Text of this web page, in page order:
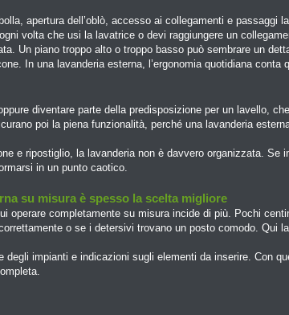
apertura dell’oblò, accesso ai collegamenti e passaggi
volta che usi la lavatrice o devi raggiungere un
Un piano troppo alto o troppo basso può sembrare un
In una lavanderia esterna, l’ergonomia quotidiana conta
diventare parte della predisposizione per un lavello,
poi la piena funzionalità, perché una lavanderia
e ripostiglio, la lavanderia non è davvero organizzata.
in un punto caotico.
su misura è spesso la scelta migliore
operare completamente su misura incide di più. Pochi
o se i detersivi trovano un posto comodo. Qui
degli impianti e indicazioni sugli elementi da inserire. Con